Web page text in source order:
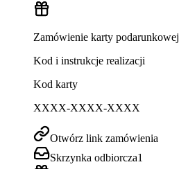
Zamówienie karty podarunkowej
Kod i instrukcje realizacji
Kod karty
XXXX-XXXX-XXXX
Otwórz link zamówienia
Skrzynka odbiorcza1